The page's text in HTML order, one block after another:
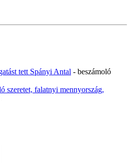
tett Spányi Antal - beszámoló
szeretet, falatnyi mennyország,